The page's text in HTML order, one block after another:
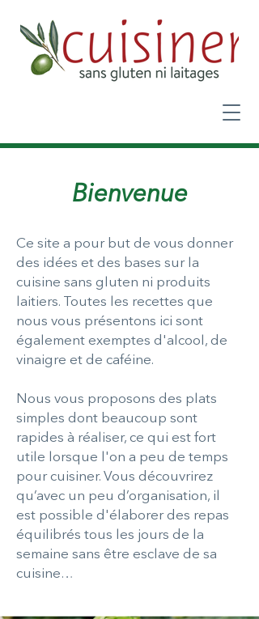
Bienvenue
Ce site a pour but de vous donner
des idées et des bases sur la
cuisine sans gluten ni produits
laitiers. Toutes les recettes que
nous vous présentons ici sont
également exemptes d'alcool, de
vinaigre et de caféine.
Nous vous proposons des plats
simples dont beaucoup sont
rapides à réaliser, ce qui est fort
utile lorsque l'on a peu de temps
pour cuisiner. Vous découvrirez
qu’avec un peu d’organisation, il
est possible d'élaborer des repas
équilibrés tous les jours de la
semaine sans être esclave de sa
cuisine…